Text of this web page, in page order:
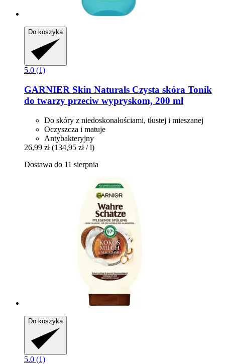
Do koszyka
5.0 (1)
GARNIER Skin Naturals Czysta skóra Tonik
do twarzy przeciw wypryskom, 200 ml
Do skóry z niedoskonałościami, tłustej i mieszanej
Oczyszcza i matuje
Antybakteryjny
26,99 zł (134,95 zł / l)
Dostawa do 11 sierpnia
Do koszyka
5.0 (1)